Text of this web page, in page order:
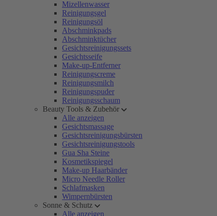
Mizellenwasser
Reinigungsgel
Reinigungsöl
Abschminkpads
Abschminktücher
Gesichtsreinigungssets
Gesichtsseife
Make-up-Entferner
Reinigungscreme
Reinigungsmilch
Reinigungspuder
Reinigungsschaum
Beauty Tools & Zubehör
Alle anzeigen
Gesichtsmassage
Gesichtsreinigungsbürsten
Gesichtsreinigungstools
Gua Sha Steine
Kosmetikspiegel
Make-up Haarbänder
Micro Needle Roller
Schlafmasken
Wimpernbürsten
Sonne & Schutz
Alle anzeigen